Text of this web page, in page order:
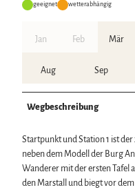
geeignet wetterabhängig
Jan Feb Mär
Aug Sep
Wegbeschreibung
Startpunkt und Station 1 ist
neben dem Modell der Burg
Wanderer mit der ersten Tafel
den Marstall und biegt vor